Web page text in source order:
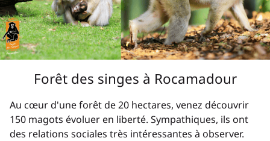
Forêt des singes à Rocamadour
Au cœur d'une forêt de 20 hectares, venez découvrir
150 magots évoluer en liberté. Sympathiques, ils ont
des relations sociales très intéressantes à observer.